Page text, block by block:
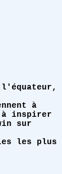
l'équateur,
à
à inspirer
sur
les plus